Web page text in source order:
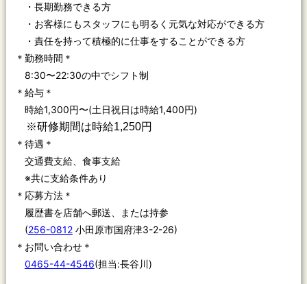
・長期勤務できる方
・お客様にもスタッフにも明るく元気な対応ができる方
・責任を持って積極的に仕事をすることができる方
＊勤務時間＊
8:30〜22:30の中でシフト制
＊給与＊
時給1,300円〜(土日祝日は時給1,400円)
※研修期間は時給1,250円
＊待遇＊
交通費支給、食事支給
※共に支給条件あり
＊応募方法＊
履歴書を店舗へ郵送、または持参
(256-0812小田原市国府津3-2-26)
＊お問い合わせ＊
0465-44-4546(担当:長谷川)